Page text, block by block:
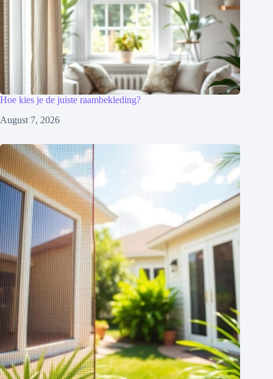
Hoe kies je de juiste raambekleding?
August 7, 2026